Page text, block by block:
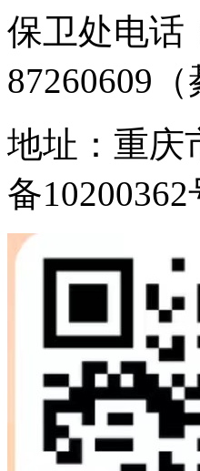
保卫处电话
87260609（
地址：重庆
备10200362